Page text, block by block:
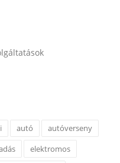
autó
autóverseny
elektromos